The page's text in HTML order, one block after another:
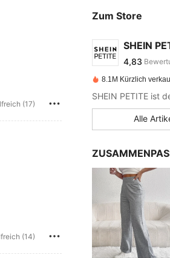
(17)
(14)
Zum Store
SHEIN
4,83
4,83
c***3
4,83
4,83
4,83
8.1M Kürzlich
Alle